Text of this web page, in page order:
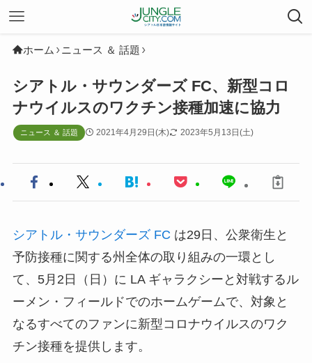
ホーム ニュース ＆ 話題
シアトル・サウンダーズ FC、新型コロ
ナウイルスのワクチン接種加速に協力
ニュース ＆ 話題 2021年4月29日(木) 2023年5月13日(土)
シアトル・サウンダーズ FC は29日、公衆衛生と
予防接種に関する州全体の取り組みの一環とし
て、5月2日（日）に LA ギャラクシーと対戦するル
ーメン・フィールドでのホームゲームで、対象と
なるすべてのファンに新型コロナウイルスのワク
チン接種を提供します。